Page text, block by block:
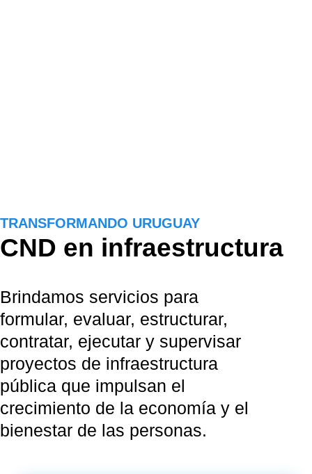
TRANSFORMANDO URUGUAY
CND en infraestructura
Brindamos servicios para
formular, evaluar, estructurar,
contratar, ejecutar y supervisar
proyectos de infraestructura
pública que impulsan el
crecimiento de la economía y el
bienestar de las personas.